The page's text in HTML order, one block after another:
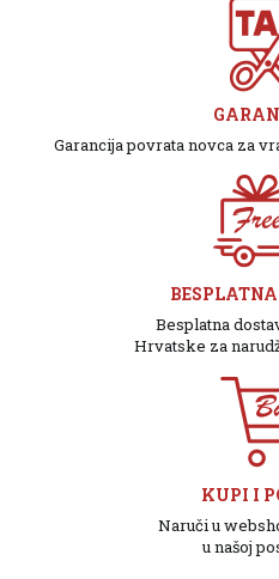
Garancija povrata novca za
Besplatna
Hrvatske za
KUPI I
Naruči u
u našoj